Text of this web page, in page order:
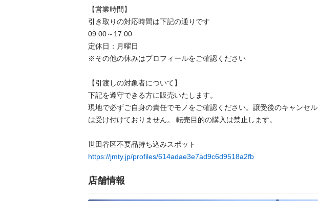
【営業時間】
引き取りの対応時間は下記の通りです
09:00～17:00
定休日：月曜日
※その他の休みはプロフィールをご確認ください
【引渡しの対象者について】
下記を遵守できる⽅に販売いたします。
現地で必ずご⾃⾝の責任でモノをご確認ください。譲受後のキャンセル
は受け付けておりません。 転売⽬的の購⼊は禁⽌します。
https://jmty.jp/profiles/614adae3e7ad9c6d9518a2fb
店舗情報